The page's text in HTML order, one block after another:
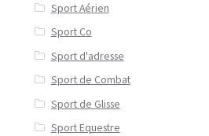
Sport Aérien
Sport Co
Sport d'adresse
Sport de Combat
Sport de Glisse
Sport Equestre